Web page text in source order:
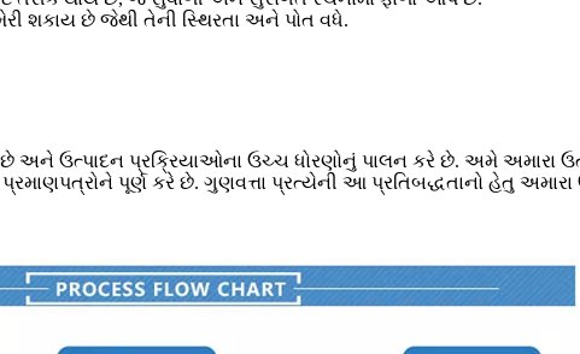
શકાય છે જેથી તેની સ્થિરતા અને પોત વધે.
અને ઉત્પાદન પ્રક્રિયાઓના ઉચ્ચ ધોરણોનું પાલન કરે છે. અમે અમારા
પૂર્ણ કરે છે. ગુણવત્તા પ્રત્યેની આ પ્રતિબદ્ધતાનો હેતુ અમારા